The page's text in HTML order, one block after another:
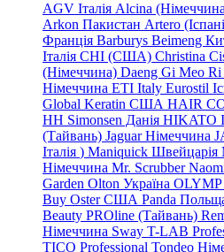
AGV Італія Alcina
Arkon Пакистан Artero
Франція Barburys Beimeng
Італія CHI (США) Christina
(Німеччина) Daeng Gi Meo Ri
Німеччина ETI Italy Eurostil
Global Keratin США HAIR
HH Simonsen Данія HIKATO
(Тайвань) Jaguar Німеччина
Італія ) Maniquick Швейцарія
Німеччина Mr. Scrubber
Garden Olton Україна OLYMP
Buy Oster США Panda
Beauty PROline (Тайвань)
Німеччина Sway T-LAB
TICO Professional Tondeo